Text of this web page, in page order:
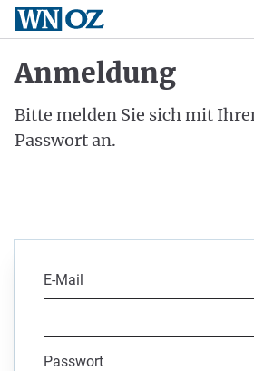
Anmeldung
Bitte melden Sie sich mit
Passwort an.
E-Mail
Passwort